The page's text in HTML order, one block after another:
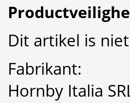
Dit artikel is
Fabrikant:
Hornby Italia